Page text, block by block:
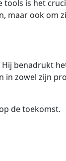
tools is het
maar ook om
benadrukt
in zowel zijn
de toekomst.